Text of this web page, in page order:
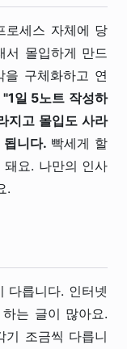
로세스 자체에 당
서 몰입하게 만드
구체화하고 연
일 5노트 작성하
지고 몰입도 사라
됩니다. 빡세게 할
요. 나만의 인사
.
다릅니다. 인터넷
는 글이 많아요.
기 조금씩 다릅니